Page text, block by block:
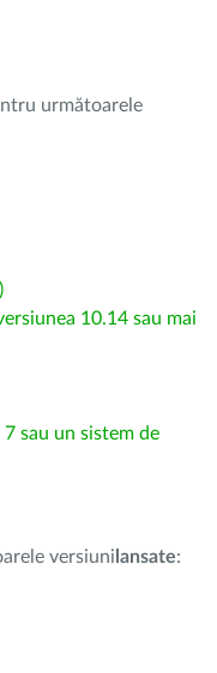
următoarele
10.14 sau mai
sau un sistem de
versiuni lansate: